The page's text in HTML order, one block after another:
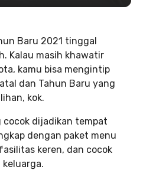
Baru 2021 tinggal
Kalau masih khawatir
kamu bisa mengintip
dan Tahun Baru yang
kok.
cocok dijadikan tempat
dengan paket menu
keren, dan cocok